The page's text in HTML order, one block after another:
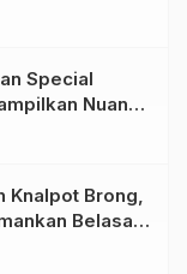
Bersama
Special
Nuansa
Skena
Knalpot Brong,
Belasan